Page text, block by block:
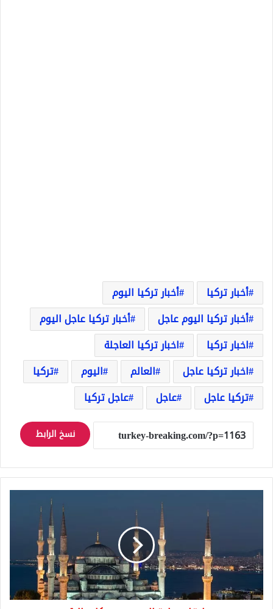
أخبار تركيا
أخبار تركيا اليوم
أخبار تركيا اليوم عاجل
أخبار تركيا عاجل اليوم
اخبار تركيا
اخبار تركيا العاجلة
اخبار تركيا عاجل
العالم اليوم
تركيا
تركيا عاجل
عاجل عاجل تركيا
نسخ الرابط
ولاية